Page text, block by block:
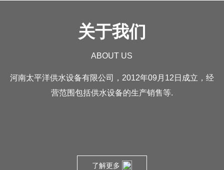
关于我们
ABOUT US
河南太平洋供水设备有限公司，2012年09月12日成立，经
营范围包括供水设备的生产销售等.
了解更多